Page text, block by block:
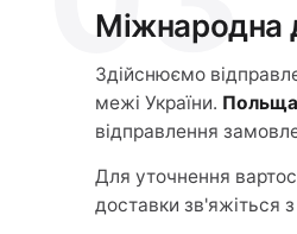
Міжнародна
Здійснюємо
межі України.
відправлення
Для уточнення
доставки зв'яжіться